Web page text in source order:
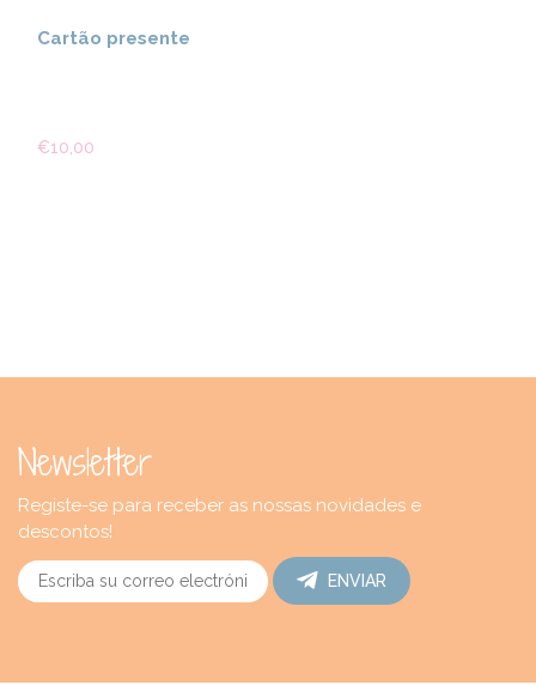
Cartão presente
€10,00
Newsletter
Registe-se para receber as nossas novidades e
descontos!
ENVIAR